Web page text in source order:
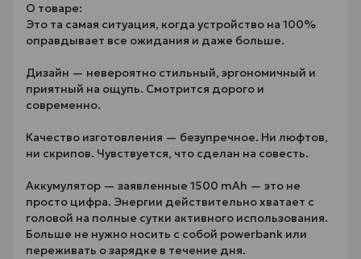
О товаре:
Это та самая ситуация, когда устройство на 100%
оправдывает все ожидания и даже больше.
Дизайн — невероятно стильный, эргономичный и
приятный на ощупь. Смотрится дорого и
современно.
Качество изготовления — безупречное. Ни люфтов,
ни скрипов. Чувствуется, что сделан на совесть.
Аккумулятор — заявленные 1500 mAh — это не
просто цифра. Энергии действительно хватает с
головой на полные сутки активного использования.
Больше не нужно носить с собой powerbank или
переживать о зарядке в течение дня.